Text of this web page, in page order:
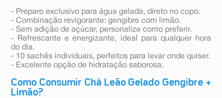
- Preparo exclusivo para água gelada, direto no copo.
- Combinação revigorante: gengibre com limão.
- Sem adição de açúcar, personalize como preferir.
- Refrescante e energizante, ideal para qualquer hora
do dia.
- 10 sachês individuais, perfeitos para levar onde quiser.
- Excelente opção de hidratação saborosa.
Como Consumir Chá Leão Gelado Gengibre +
Limão?